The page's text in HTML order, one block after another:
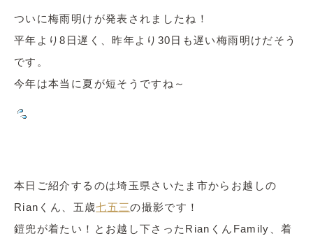
ついに梅雨明けが発表されましたね！
平年より8日遅く、昨年より30日も遅い梅雨明けだそう
です。
今年は本当に夏が短そうですね～
本日ご紹介するのは埼玉県さいたま市からお越しの
Rianくん、五歳七五三の撮影です！
鎧兜が着たい！とお越し下さったRianくんFamily、着